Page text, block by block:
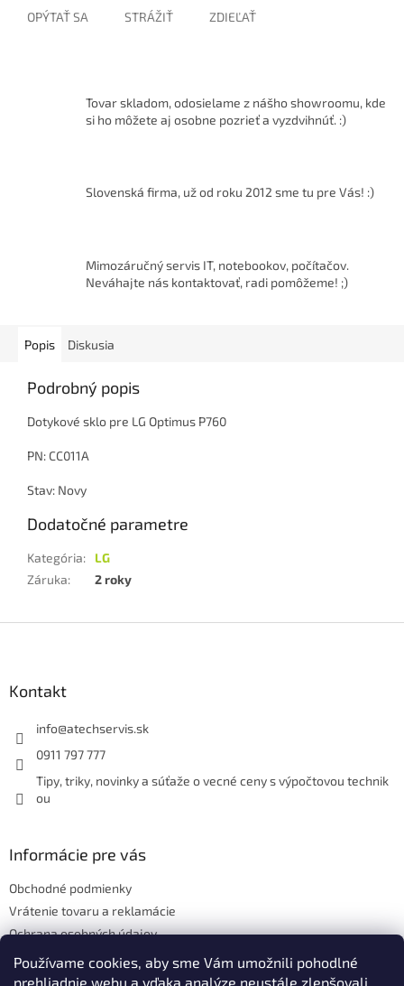
Používame cookies, aby sme Vám umožnili pohodlné
prehliadnie webu a vďaka analýze neustále zlepšovali
OPÝTAŤ SA STRÁŽIŤ ZDIEĽAŤ
Tovar skladom, odosielame z nášho showroomu, kde
si ho môžete aj osobne pozrieť a vyzdvihnúť. :)
Slovenská firma, už od roku 2012 sme tu pre Vás! :)
Mimozáručný servis IT, notebookov, počítačov.
Neváhajte nás kontaktovať, radi pomôžeme! ;)
Popis Diskusia
Podrobný popis
Dotykové sklo pre LG Optimus P760
PN: CC011A
Stav: Novy
Dodatočné parametre
Kategória:
LG
Záruka: 2 roky
Kontakt
info@atechservis.sk
0911 797 777
Tipy, triky, novinky a súťaže o vecné ceny s výpočtovou technik
ou
Informácie pre vás
Obchodné podmienky
Vrátenie tovaru a reklamácie
Ochrana osobných údajov
Hodnotenie obchodu